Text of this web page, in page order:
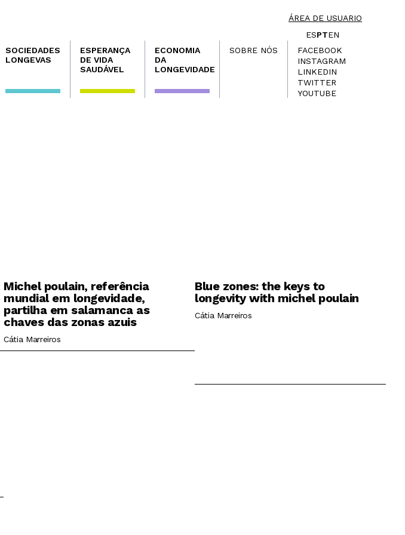
ÁREA DE USUARIO
ESPTEN
Navegación
principal
SOCIEDADES
LONGEVAS
ESPERANÇA
DE VIDA
SAUDÁVEL
ECONOMIA
DA
LONGEVIDADE
SOBRE NÓS
FACEBOOK
INSTAGRAM
LINKEDIN
TWITTER
YOUTUBE
Michel poulain, referência
mundial em longevidade,
partilha em salamanca as
chaves das zonas azuis
Cátia Marreiros
Blue zones: the keys to
longevity with michel poulain
Cátia Marreiros